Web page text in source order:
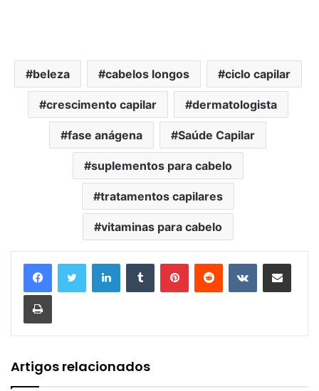
beleza cabelos longos ciclo capilar
crescimento capilar dermatologista
fase anágena Saúde Capilar
suplementos para cabelo
tratamentos capilares
vitaminas para cabelo
Artigos relacionados